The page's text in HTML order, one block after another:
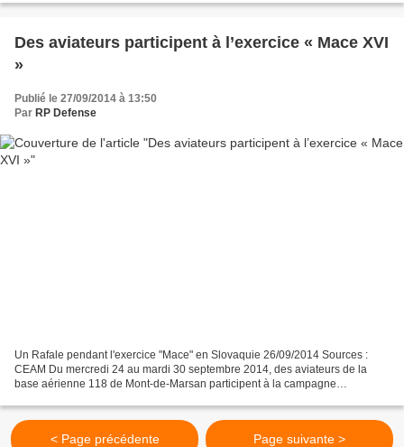
Des aviateurs participent à l’exercice « Mace XVI
»
Publié le 27/09/2014 à 13:50
Par RP Defense
Un Rafale pendant l'exercice "Mace" en Slovaquie 26/09/2014 Sources :
CEAM Du mercredi 24 au mardi 30 septembre 2014, des aviateurs de la
base aérienne 118 de Mont-de-Marsan participent à la campagne
< Page précédente Page suivante >